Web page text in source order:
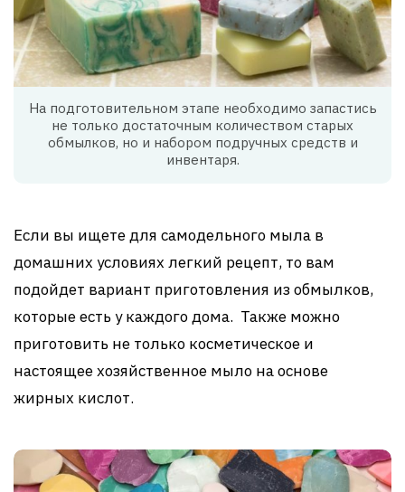
На подготовительном этапе необходимо запастись
не только достаточным количеством старых
обмылков, но и набором подручных средств и
инвентаря.
Если вы ищете для самодельного мыла в
домашних условиях легкий рецепт, то вам
подойдет вариант приготовления из обмылков,
которые есть у каждого дома. Также можно
приготовить не только косметическое и
настоящее хозяйственное мыло на основе
жирных кислот.